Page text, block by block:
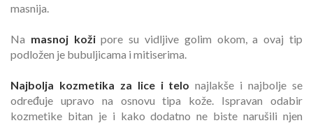
masnija.
Na masnoj kožipore su vidljive golim okom, a ovaj tip
podložen je bubuljicama i mitiserima.
Najbolja kozmetika za lice i telo najlakše i najbolje se
određuje upravo na osnovu tipa kože. Ispravan odabir
kozmetike bitan je i kako dodatno ne biste narušili njen